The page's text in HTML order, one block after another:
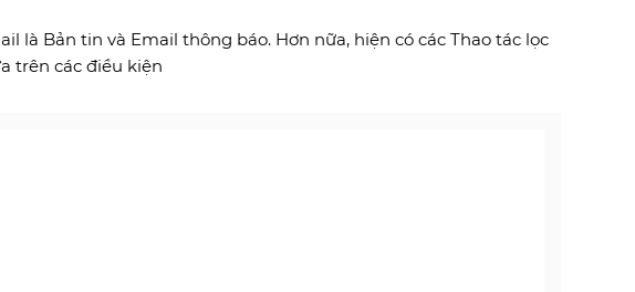
là Bản tin và Email thông báo. Hơn nữa, hiện có các Thao tác lọc
trên các điều kiện